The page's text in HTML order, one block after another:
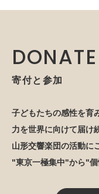
寄付と参加
子どもたちの感性を育
力を世界に向けて届け
山形交響楽団の活動に
"東京一極集中"から"